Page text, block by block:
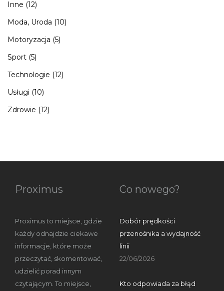
Inne (12)
Moda, Uroda (10)
Motoryzacja (5)
Sport (5)
Technologie (12)
Usługi (10)
Zdrowie (12)
Proximus
Proximus to miejsce, gdzie
każdy odnajdzie ciekawe
informacje, które może
przeczytać, skomentować,
udzielić porad innym
czytającym. To miejsce,
Co nowego?
Dobór prędkości
przenośnika a wydajność
linii
22/06/2026
Kto odpowiada za błąd